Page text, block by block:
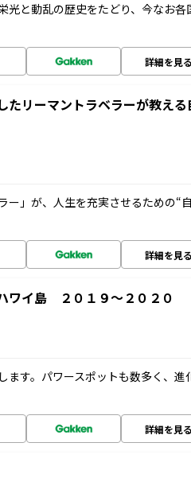
光と動乱の歴史をたどり、今なお各
詳細を見る
リーマントラベラーが教える
ー」が、人生を充実させるための“
詳細を見る
イ島 ２０１９～２０２０
ます。パワースポットも数多く、進
詳細を見る